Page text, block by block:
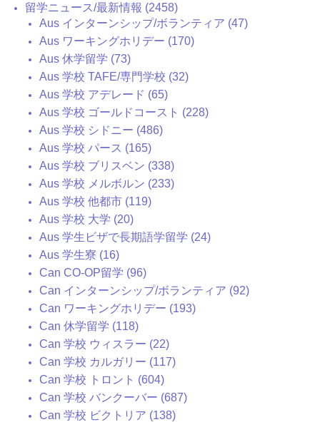
留学ニュース/最新情報 (2458)
Aus インターンシップ/ボランティア (47)
Aus ワーキングホリデー (170)
Aus 休学留学 (73)
Aus 学校 TAFE/専門学校 (32)
Aus 学校 アデレード (65)
Aus 学校 ゴールドコースト (228)
Aus 学校 シドニー (486)
Aus 学校 パース (165)
Aus 学校 ブリスベン (338)
Aus 学校 メルボルン (233)
Aus 学校 他都市 (119)
Aus 学校 大学 (20)
Aus 学生ビザで長期語学留学 (24)
Aus 学生寮 (16)
Can CO-OP留学 (96)
Can インターンシップ/ボランティア (92)
Can ワーキングホリデー (193)
Can 休学留学 (118)
Can 学校 ウィスラー (22)
Can 学校 カルガリー (117)
Can 学校 トロント (604)
Can 学校 バンクーバー (687)
Can 学校 ビクトリア (138)